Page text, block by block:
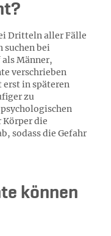
Dritteln aller Fälle
suchen bei
Männer,
verschrieben
erst in späteren
zu
Körper die
sodass die Gefahr
können